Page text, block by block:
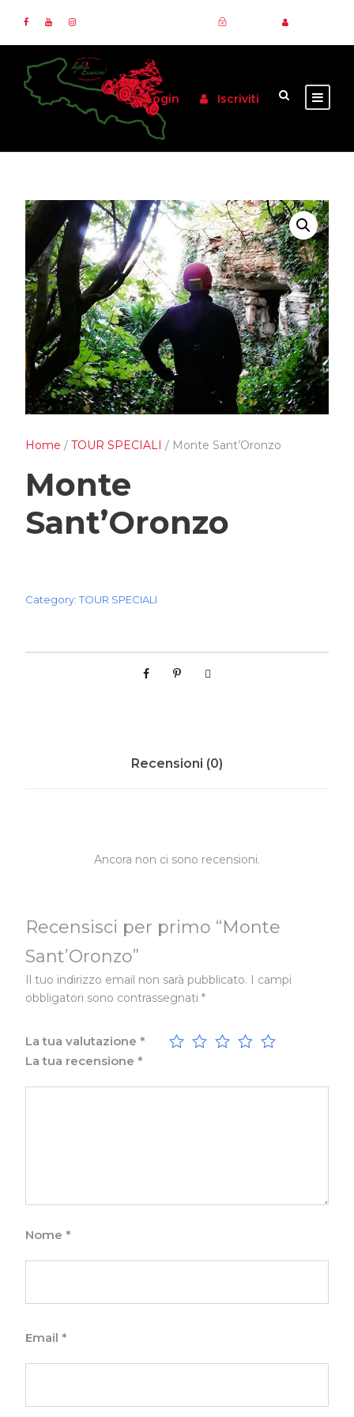
Login Iscriviti
Home / TOUR SPECIALI / Monte Sant’Oronzo
Monte
Sant’Oronzo
Category:TOUR SPECIALI
Recensioni (0)
Ancora non ci sono recensioni.
Recensisci per primo “Monte
Sant’Oronzo”
Il tuo indirizzo email non sarà pubblicato. I campi
obbligatori sono contrassegnati *
La tua valutazione *
La tua recensione *
Nome *
Email *